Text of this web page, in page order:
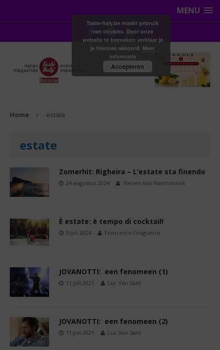
MENU
Home estate
estate
Zomerhit: Righeira – L’estate sta finendo
24 augustus 2024 Steven Van Raemdonck
È estate: è tempo di cocktail!
3 juli 2024 Francesco Finiguerra
JOVANOTTI: een fenomeen (1)
11 juli 2021 Luc Van Sant
JOVANOTTI: een fenomeen (2)
11 juli 2021 Luc Van Sant
Taste-Italy.be maakt gebruik
van cookies. Door onze
website te bezoeken verklaar je
je hiermee akkoord. Meer
informatie
Accepteren